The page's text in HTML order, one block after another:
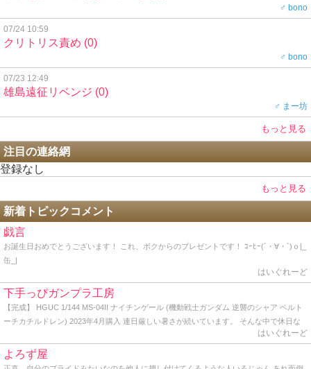
♂ bono
07/24 10:59
クリトリス責め (0)
♂ bono
07/23 12:49
雄島遠征リベンジ (0)
♂ まー坊
もっと見る
注目の連絡網
登録なし
もっと見る
新着トピックコメント
戯言
お誕生日おめでとうございます！ これ、ボクからのプレゼントです！ ｺｰﾋｰ(´・∀・`)ｏ|_
缶_|
はいぐれーど
下手っぴガンプラ工房
【完成】 HGUC 1/144 MS-04II ナイチンゲール (機動戦士ガンダム 逆襲のシャア ベルト
ーチカチルドレン) 2023年4月購入 連日厳しい暑さが続いています。 そんな中で休日な
のに早起きして人気のない公園の端っこで青空塗装をしている自分は一体何者なのだろ
う？と軽くゲシュタルト崩壊を起こしながらトップコートを吹いてきました。 かくして
HG ナイチンゲールの完成です。 作り始めた時からデカいデカいと言い続けていた同キ
はいぐれーど
よろず屋